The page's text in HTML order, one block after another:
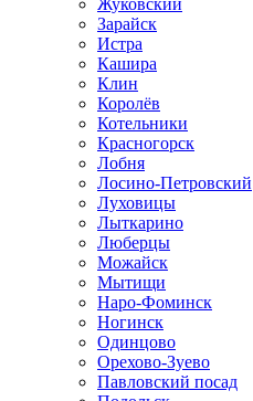
Жуковский
Зарайск
Истра
Кашира
Клин
Королёв
Котельники
Красногорск
Лобня
Лосино-Петровский
Луховицы
Лыткарино
Люберцы
Можайск
Мытищи
Наро-Фоминск
Ногинск
Одинцово
Орехово-Зуево
Павловский посад